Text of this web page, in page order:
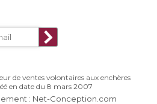
de ventes volontaires aux enchères
en date du 8 mars 2007
: Net-Conception.com